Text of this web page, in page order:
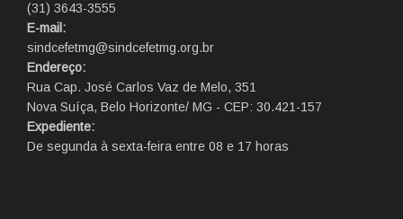
(31) 3643-3555
E-mail:
sindcefetmg@sindcefetmg.org.br
Endereço:
Rua Cap. José Carlos Vaz de Melo, 351
Nova Suíça, Belo Horizonte/ MG - CEP: 30.421-157
Expediente:
De segunda à sexta-feira entre 08 e 17 horas